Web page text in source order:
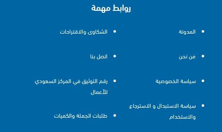
روابط مهمة
المدونة
من نحن
سياسة الخصوصية
سياسة الاستبدال و الاسترجاع
والاستخدام
الشكاوى والاقتراحات
اتصل بنا
رقم التوثيق في المركز السعودي
للأعمال
طلبات الجملة والكميات